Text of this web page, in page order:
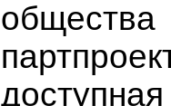
общества